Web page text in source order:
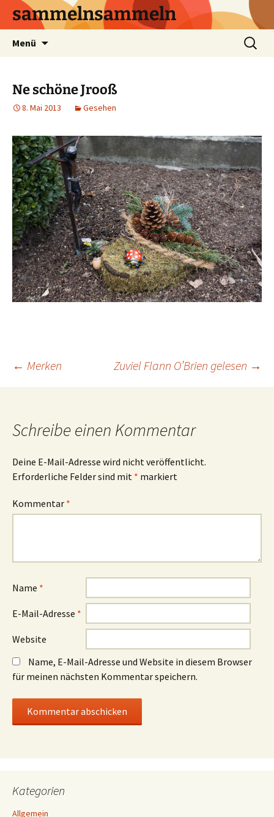
sammelnsammeln
Menü
Suchen
nach:
Ne schöne Jrooß
8. Mai 2013 Gesehen
Beitrags-
← Merken Zuviel Flann O’Brien gelesen →
Schreibe einen Kommentar
Deine E-Mail-Adresse wird nicht veröffentlicht.
Erforderliche Felder sind mit * markiert
Kommentar *
Name *
E-Mail-Adresse *
Website
Name, E-Mail-Adresse und Website in diesem Browser
für meinen nächsten Kommentar speichern.
Kategorien
Allgemein